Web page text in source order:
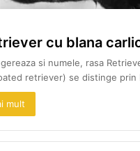
cu blana
si numele, rasa
retriever) se distinge prin
mult